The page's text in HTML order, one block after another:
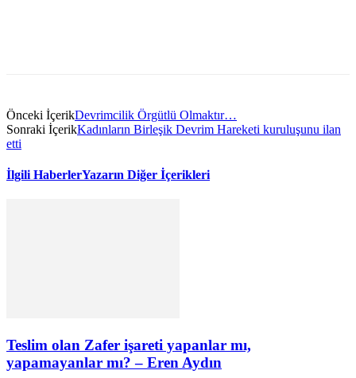
Önceki İçerikDevrimcilik Örgütlü Olmaktır…
Sonraki İçerikKadınların Birleşik Devrim Hareketi kuruluşunu ilan
etti
İlgili HaberlerYazarın Diğer İçerikleri
Teslim olan Zafer işareti yapanlar mı,
yapamayanlar mı? – Eren Aydın